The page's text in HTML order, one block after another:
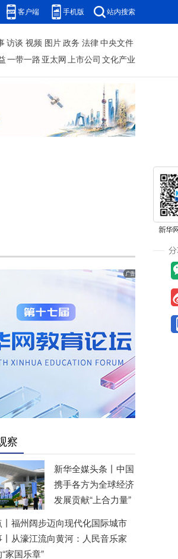
客户端 手机版 站内搜索
访谈 视频 图片 政务 法律 中央文件
一带一路 亚太网 上市公司 文化产业
察
新华全媒头条丨 中国
携手各方为全球经济
发展贡献“上合力量”
福州阔步迈向现代化国际城市
丨从濠江流向黄河：人民音乐家
家国乐章”